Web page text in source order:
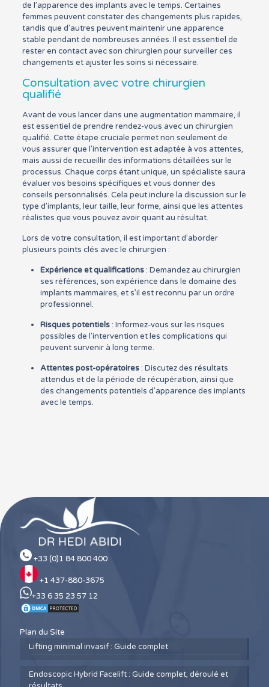
de l’apparence des implants avec le temps. Certaines
femmes peuvent constater des changements plus rapides,
tandis que d’autres peuvent maintenir une apparence
stable pendant de nombreuses années. Il est essentiel de
rester en contact avec son chirurgien pour surveiller ces
changements et ajuster les soins si nécessaire.
Consultation avec votre chirurgien
qualifié
Avant de vous lancer dans une augmentation mammaire, il
est essentiel de prendre rendez-vous avec un chirurgien
qualifié. Cette étape cruciale permet non seulement de
vous assurer que l’intervention est adaptée à vos attentes,
mais aussi de recueillir des informations détaillées sur le
processus. Chaque corps étant unique, un spécialiste saura
évaluer vos besoins spécifiques et vous donner des
conseils personnalisés. Cela peut inclure la discussion sur le
type d’implants, leur taille, leur forme, ainsi que les attentes
réalistes que vous pouvez avoir quant au résultat.
Lors de votre consultation, il est important d’aborder
plusieurs points clés avec le chirurgien :
Expérience et qualifications: Demandez au chirurgien
ses références, son expérience dans le domaine des
implants mammaires, et s’il est reconnu par un ordre
professionnel.
Risques potentiels: Informez-vous sur les risques
possibles de l’intervention et les complications qui
peuvent survenir à long terme.
Attentes post-opératoires: Discutez des résultats
attendus et de la période de récupération, ainsi que
des changements potentiels d’apparence des implants
avec le temps.
+33 (0)1 84 800 400
+1 437-880-3675
+33 6 35 23 57 12
Plan du Site
Lifting minimal invasif : Guide complet
Endoscopic Hybrid Facelift : Guide complet, déroulé et